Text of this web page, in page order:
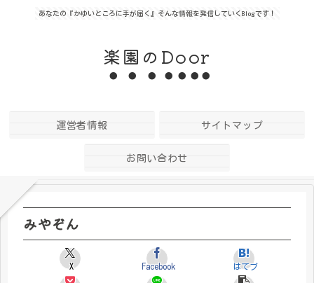
あなたの『かゆいところに手が届く』そんな情報を発信していくBlogです！
楽園のDoor
運営者情報 サイトマップ
お問い合わせ
みやぞん
X Facebook はてブ